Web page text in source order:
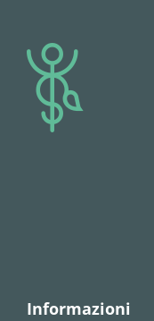
logo
Informazioni